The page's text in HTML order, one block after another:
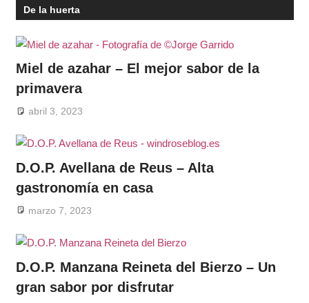
De la huerta
Miel de azahar – El mejor sabor de la
primavera
abril 3, 2023
D.O.P. Avellana de Reus – Alta
gastronomía en casa
marzo 7, 2023
D.O.P. Manzana Reineta del Bierzo – Un
gran sabor por disfrutar